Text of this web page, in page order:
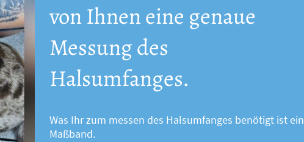
von Ihnen eine genaue
Messung des
Halsumfanges.
Was Ihr zum messen des Halsumfanges benötigt ist ein
Maßband.